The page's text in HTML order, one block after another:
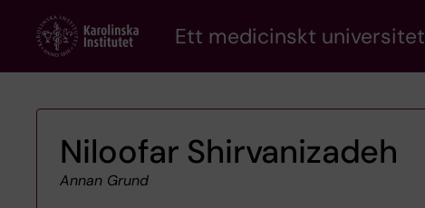
content
Ett medicinskt universitet
Niloofar Shirvanizadeh
Annan Grund